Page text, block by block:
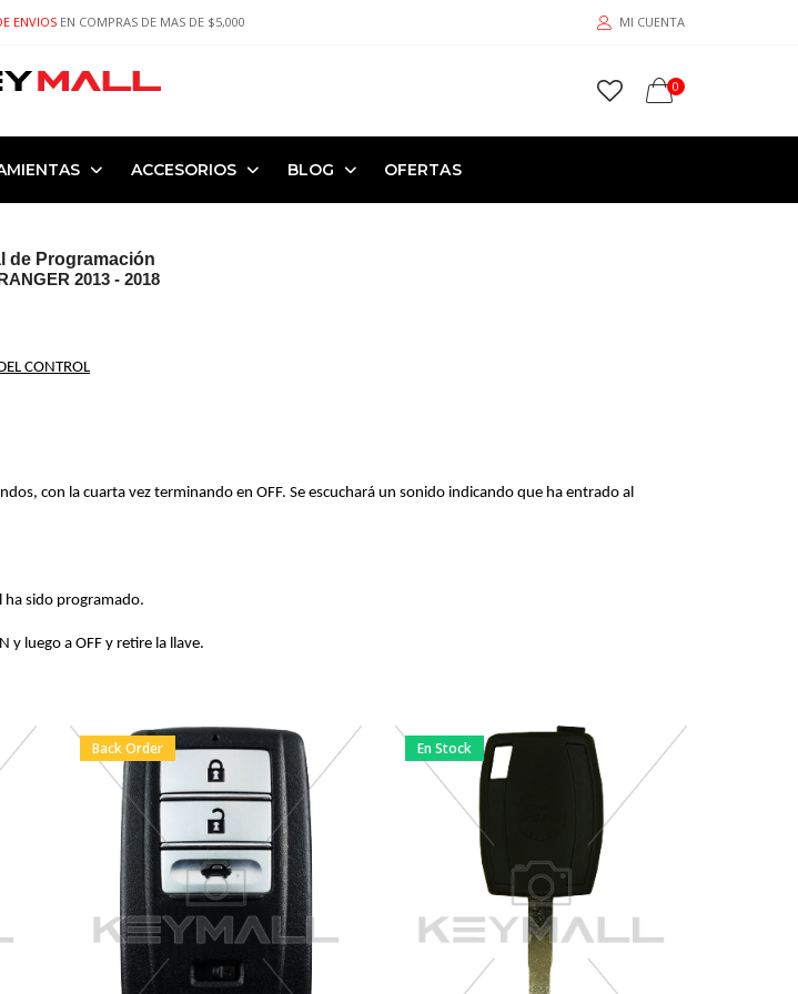
ENVIOS EN COMPRAS DE MAS DE $5,000 MI CUENTA
0
ACCESORIOS BLOG OFERTAS
de Programación
2013 - 2018
CONTROL
con la cuarta vez terminando en OFF. Se escuchará un sonido indicando que ha entrado al
ha sido programado.
y luego a OFF y retire la llave.
Back Order En Stock